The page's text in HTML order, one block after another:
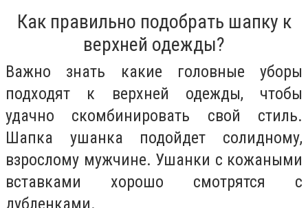
Как правильно подобрать шапку к
верхней одежды?
Важно знать какие головные уборы
подходят к верхней одежды, чтобы
удачно скомбинировать свой стиль.
Шапка ушанка подойдет солидному,
взрослому мужчине. Ушанки с кожаными
вставками хорошо смотрятся с
дубленками.